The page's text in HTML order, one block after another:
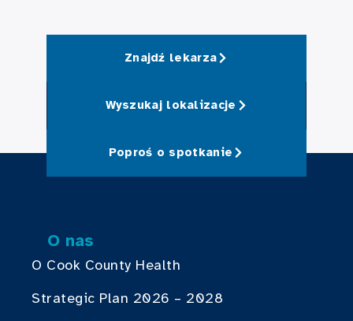
Znajdź lekarza
Wyszukaj lokalizacje
Poproś o spotkanie
O nas
O Cook County Health
Strategic Plan 2026 – 2028